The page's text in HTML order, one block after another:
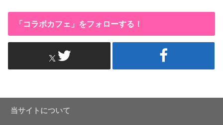
「コラボカフェ」をフォローする！
当サイトについて